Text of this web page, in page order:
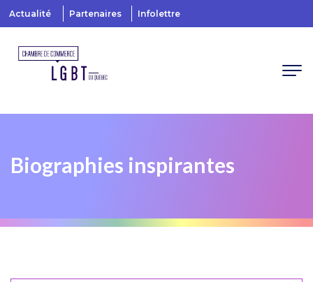
Actualité Partenaires Infolettre
Biographies inspirantes